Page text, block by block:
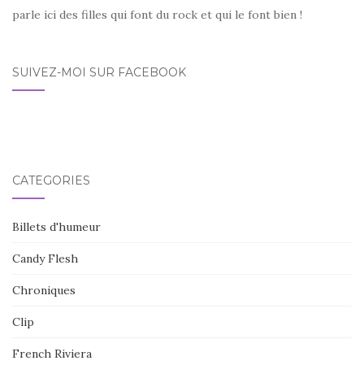
parle ici des filles qui font du rock et qui le font bien !
SUIVEZ-MOI SUR FACEBOOK
CATÉGORIES
Billets d'humeur
Candy Flesh
Chroniques
Clip
French Riviera